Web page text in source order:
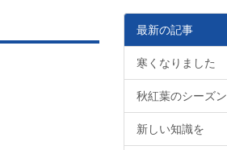
最新の記事
寒くなりました
秋紅葉のシーズン
新しい知識を